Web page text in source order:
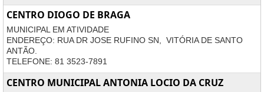
CENTRO DIOGO DE BRAGA
MUNICIPAL EM ATIVIDADE
ENDEREÇO: RUA DR JOSE RUFINO SN, VITÓRIA DE SANTO
ANTÃO.
TELEFONE: 81 3523-7891
CENTRO MUNICIPAL ANTONIA LOCIO DA CRUZ